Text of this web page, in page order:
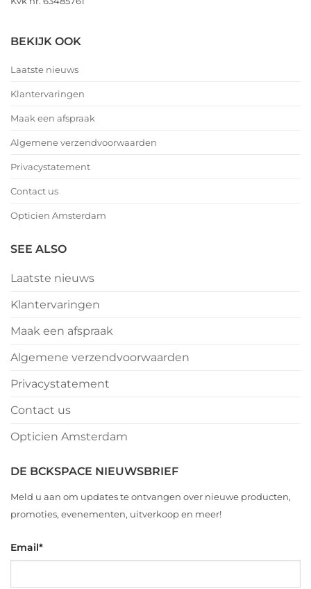
BEKIJK OOK
Laatste nieuws
Klantervaringen
Maak een afspraak
Algemene verzendvoorwaarden
Privacystatement
Contact us
Opticien Amsterdam
SEE ALSO
Laatste nieuws
Klantervaringen
Maak een afspraak
Algemene verzendvoorwaarden
Privacystatement
Contact us
Opticien Amsterdam
DE BCKSPACE NIEUWSBRIEF
Meld u aan om updates te ontvangen over nieuwe producten,
promoties, evenementen, uitverkoop en meer!
Email*